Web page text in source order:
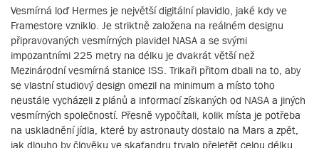
Vesmírná loď Hermes je největší digitální plavidlo, jaké kdy ve
Framestore vzniklo. Je striktně založena na reálném designu
připravovaných vesmírných plavidel NASA a se svými
impozantními 225 metry na délku je dvakrát větší než
Mezinárodní vesmírná stanice ISS. Trikaři přitom dbali na to, aby
se vlastní studiový design omezil na minimum a místo toho
neustále vycházeli z plánů a informací získaných od NASA a jiných
vesmírných společností. Přesně vypočítali, kolik místa je potřeba
na uskladnění jídla, které by astronauty dostalo na Mars a zpět,
jak dlouho by člověku ve skafandru trvalo přeletět celou délku